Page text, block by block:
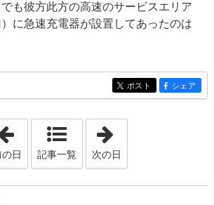
も彼方此方の高速のサービスエリア
）に急速充電器が設置してあったのは
entry234
ポスト entry234
シェア
「2015年5月14日」
日 記事一覧 次の日